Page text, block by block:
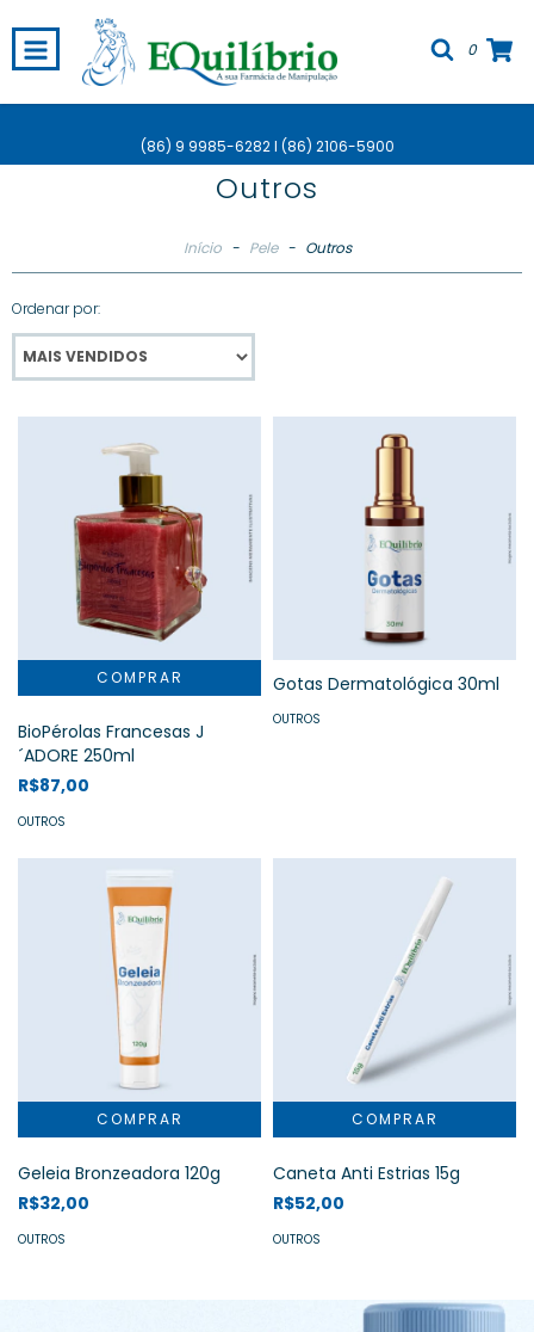
0
(86) 9 9985-6282 I (86) 2106-5900
Outros
Início - Pele - Outros
Ordenar por:
BioPérolas Francesas J
´ADORE 250ml
R$87,00
OUTROS
Gotas Dermatológica 30ml
OUTROS
Geleia Bronzeadora 120g
R$32,00
OUTROS
Caneta Anti Estrias 15g
R$52,00
OUTROS